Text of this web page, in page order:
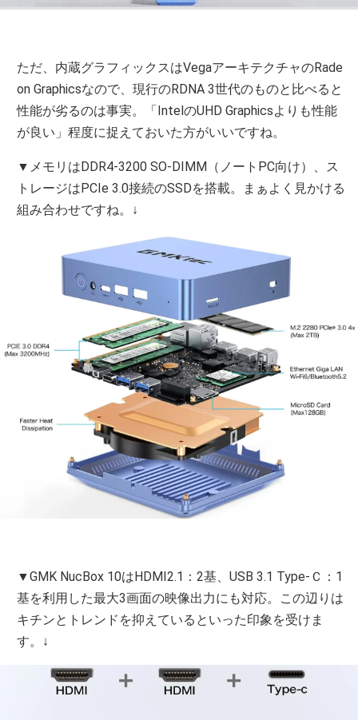
ただ、内蔵グラフィックスはVegaアーキテクチャのRade
on Graphicsなので、現行のRDNA 3世代のものと比べると
性能が劣るのは事実。「IntelのUHD Graphicsよりも性能
が良い」程度に捉えておいた方がいいですね。
▼メモリはDDR4-3200 SO-DIMM（ノートPC向け）、ス
トレージはPCIe 3.0接続のSSDを搭載。まぁよく見かける
組み合わせですね。↓
▼GMK NucBox 10はHDMI2.1：2基、USB 3.1 Type-Ｃ：1
基を利用した最大3画面の映像出力にも対応。この辺りは
キチンとトレンドを抑えているといった印象を受けま
す。↓